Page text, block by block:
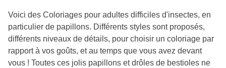
Voici des Coloriages pour adultes difficiles d'insectes, en
particulier de papillons. Différents styles sont proposés,
différents niveaux de détails, pour choisir un coloriage par
rapport à vos goûts, et au temps que vous avez devant
vous ! Toutes ces jolis papillons et drôles de bestioles ne